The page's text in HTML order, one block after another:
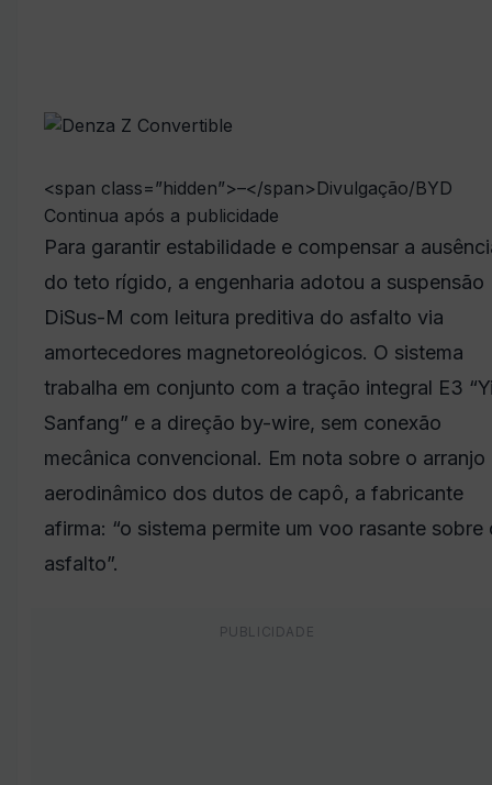
<span class=”hidden”>–</span>Divulgação/BYD
Continua após a publicidade
Para garantir estabilidade e compensar a
do teto rígido, a engenharia adotou a suspensão
DiSus-M com leitura preditiva do asfalto via
amortecedores magnetoreológicos. O sistema
trabalha em conjunto com a tração integral E3
Sanfang” e a direção by-wire, sem conexão
mecânica convencional. Em nota sobre o arranjo
aerodinâmico dos dutos de capô, a fabricante
afirma: “o sistema permite um voo rasante sobre
asfalto”.